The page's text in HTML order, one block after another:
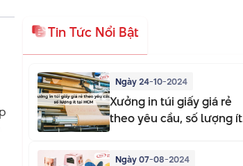
Tin Tức Nổi Bật
Ngày 24-10-2024
Xưởng in túi giấy giá rẻ
theo yêu cầu, số lượng ít
Ngày 07-08-2024